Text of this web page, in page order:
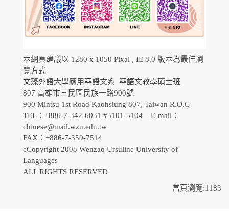
本網頁建議以 1280 x 1050 Pixal , IE 8.0 版本為最佳瀏
覽方式
文藻外語大學應用華語文系 華語文教學碩士班
807 高雄市三民區民族一路900號
900 Mintsu 1st Road Kaohsiung 807, Taiwan R.O.C
TEL：+886-7-342-6031 #5101-5104 E-mail：
chinese@mail.wzu.edu.tw
FAX：+886-7-359-7514
cCopyright 2008 Wenzao Ursuline University of
Languages
ALL RIGHTS RESERVED
當頁瀏覽:1183